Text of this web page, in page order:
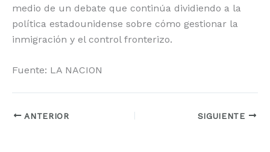
medio de un debate que continúa dividiendo a la
política estadounidense sobre cómo gestionar la
inmigración y el control fronterizo.
Fuente: LA NACION
ANTERIOR SIGUIENTE